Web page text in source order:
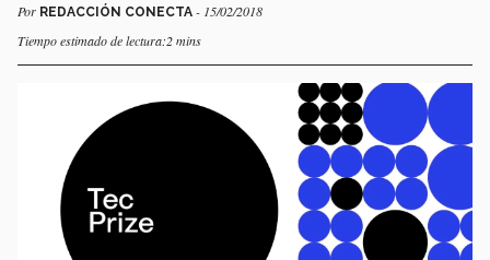
Por REDACCIÓN CONECTA - 15/02/2018
Tiempo estimado de lectura:2 mins